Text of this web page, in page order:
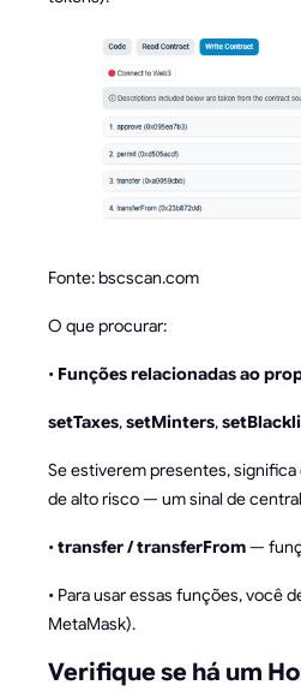
Fonte: bscscan.com
O que procurar:
• Funções relacionadas ao
setTaxes,setMinters,
Se estiverem presentes,
de alto risco — um sinal de
•transfer / transferFrom—
• Para usar essas funções, você
MetaMask).
Verifique se há um